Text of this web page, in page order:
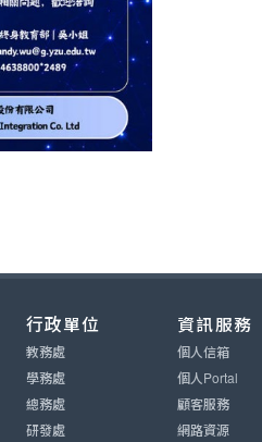
程，火熱報名中！
行政單位
教務處
學務處
總務處
研發處
資訊服務
個人信箱
個人Portal
顧客服務
網路資源